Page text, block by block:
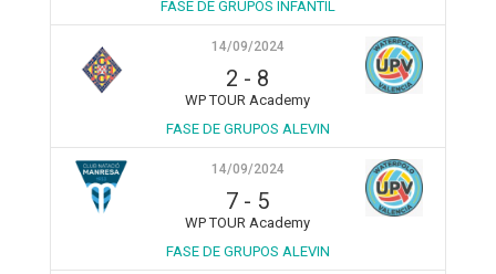
FASE DE GRUPOS INFANTIL
14/09/2024
2 - 8
WP TOUR Academy
FASE DE GRUPOS ALEVIN
14/09/2024
7 - 5
WP TOUR Academy
FASE DE GRUPOS ALEVIN